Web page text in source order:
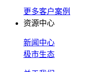
更多客户案例
资源中心
新闻中心
极市生态